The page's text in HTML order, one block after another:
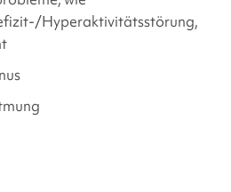
Hyperaktivitätsstörung,